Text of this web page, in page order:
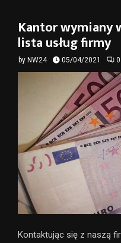
Kantor wymiany
lista usług firmy
by NW24 05/04/2021 0
Kontaktując się z naszą